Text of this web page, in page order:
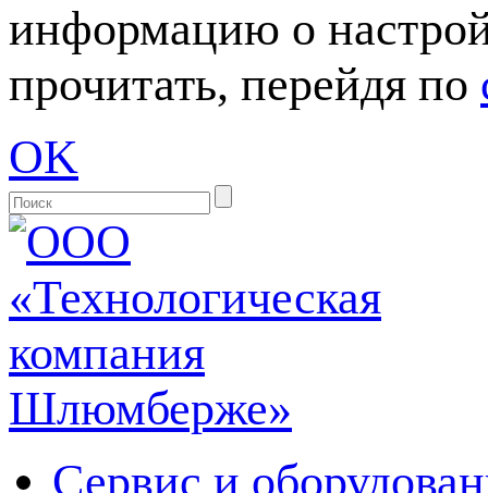
информацию о
прочитать, перейдя по
OK
Сервис и